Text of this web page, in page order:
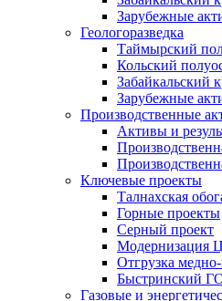
Зарубежные
Геологоразведка
Таймырский
Кольский
Забайкальский
Зарубежные
Производственные
Активы и
Ключевые проекты
Талнахская
Горные проекты
Серный проект
Модернизация
Отгрузка
Быстринский
Газовые и